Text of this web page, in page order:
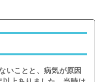
いことと、病気が原因